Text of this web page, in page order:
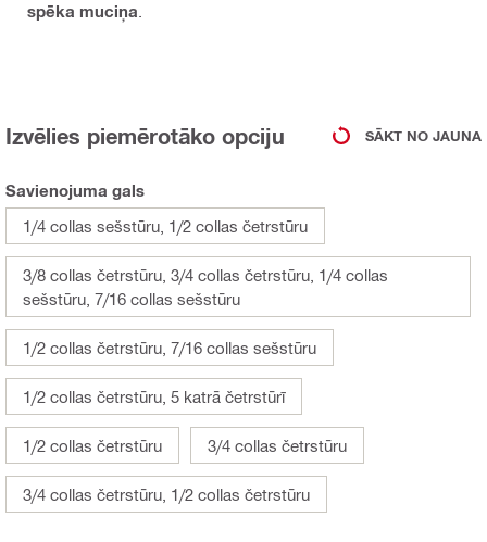
spēka muciņa
Izvēlies piemērotāko opciju SĀKT NO JAUNA
Savienojuma gals
1/4 collas sešstūru, 1/2 collas četrstūru
3/8 collas četrstūru, 3/4 collas četrstūru, 1/4 collas
sešstūru, 7/16 collas sešstūru
1/2 collas četrstūru, 7/16 collas sešstūru
1/2 collas četrstūru, 5 katrā četrstūrī
1/2 collas četrstūru 3/4 collas četrstūru
3/4 collas četrstūru, 1/2 collas četrstūru